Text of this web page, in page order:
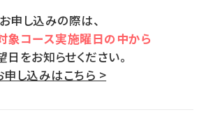
お申し込みの際は、
象コース実施曜日の中から
日をお知らせください。
申し込みはこちら >